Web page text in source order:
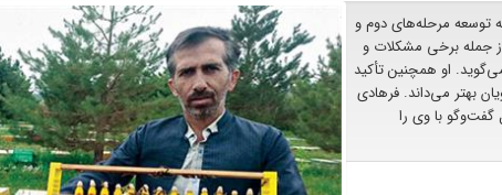
توسعه مرحله‌های دوم و
جمله برخی مشکلات و
او همچنین تأکید
بهتر می‌داند. فرهادی
با وی را